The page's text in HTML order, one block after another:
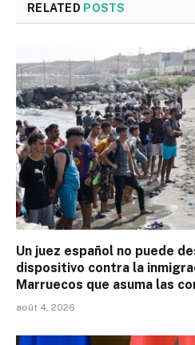
RELATED POSTS
Un juez español no puede
dispositivo contra la
Marruecos que asuma las
août 4, 2026